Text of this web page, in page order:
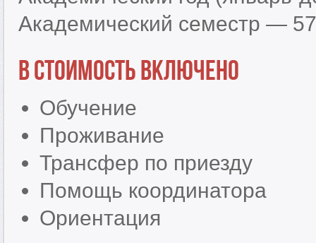
Академический семестр —
В стоимость включено
Обучение
Проживание
Трансфер по приезду
Помощь координатора
Ориентация